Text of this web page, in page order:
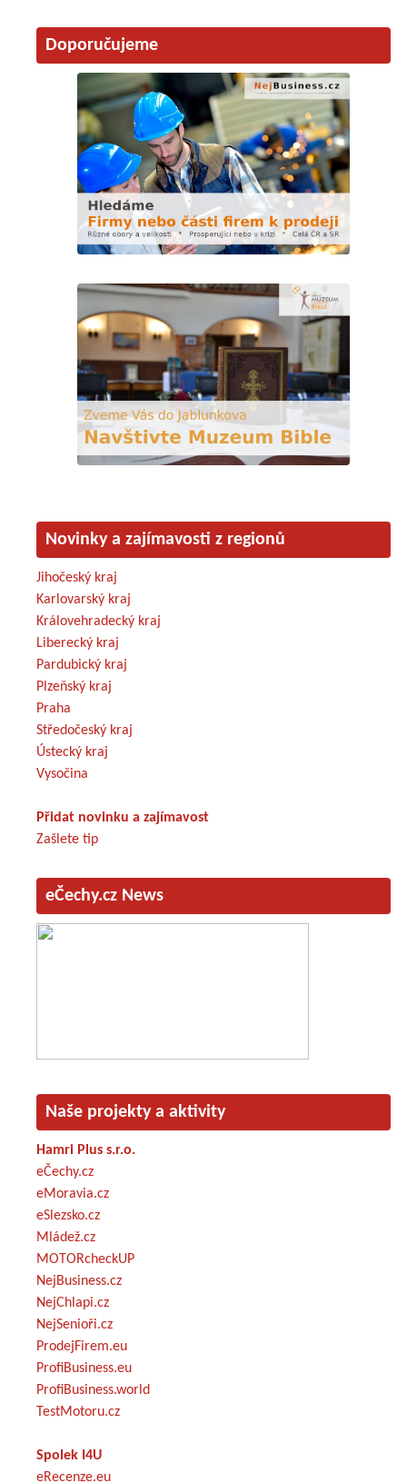
Doporučujeme
Novinky a zajímavosti z regionů
Jihočeský kraj
Karlovarský kraj
Královehradecký kraj
Liberecký kraj
Pardubický kraj
Plzeňský kraj
Praha
Středočeský kraj
Ústecký kraj
Vysočina
Přidat novinku a zajímavost
Zašlete tip
eČechy.cz News
Naše projekty a aktivity
Hamri Plus s.r.o.
eČechy.cz
eMoravia.cz
eSlezsko.cz
Mládež.cz
MOTORcheckUP
NejBusiness.cz
NejChlapi.cz
NejSenioři.cz
ProdejFirem.eu
ProfiBusiness.eu
ProfiBusiness.world
TestMotoru.cz
Spolek I4U
eRecenze.eu